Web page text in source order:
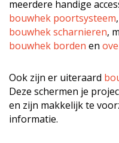
meerdere handige
bouwhek poortsysteem
bouwhek scharnieren,
bouwhek borden en
Ook zijn er uiteraard
Deze schermen je
en zijn makkelijk te
informatie.